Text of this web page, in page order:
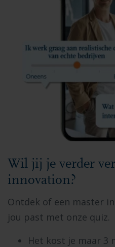
Wil jij je verder
innovation?
Ontdek of een master
jou past met onze quiz.
Het kost je maar 3